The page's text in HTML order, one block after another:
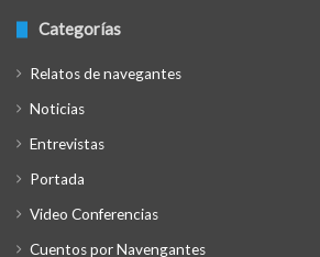
Categorías
Relatos de navegantes
Noticias
Entrevistas
Portada
Video Conferencias
Cuentos por Navengantes